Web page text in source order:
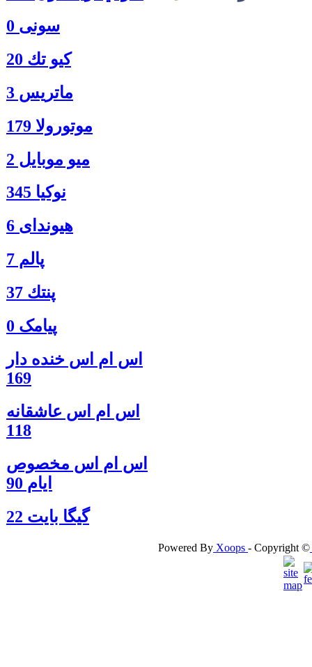
سونی 0
كيو تك 20
ماتريس 3
موتورولا 179
ميو موبايل 2
نوكيا 345
هیوندای 6
پالم 7
پنتك 37
پیامک 0
اس ام اس خنده دار
169
اس ام اس عاشقانه
118
اس ام اس مخصوص
ایام 90
گيگا بايت 22
Powered By Xoops - Copyright ©